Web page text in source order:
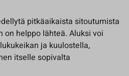
pitkäaikaista sitoutumista
on helppo lähteä. Aluksi voi
ja kuulostella,
itselle sopivalta